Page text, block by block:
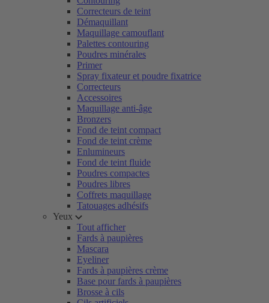
Correcteurs de teint
Démaquillant
Maquillage camouflant
Palettes contouring
Poudres minérales
Primer
Spray fixateur et poudre fixatrice
Correcteurs
Accessoires
Maquillage anti-âge
Bronzers
Fond de teint compact
Fond de teint crème
Enlumineurs
Fond de teint fluide
Poudres compactes
Poudres libres
Coffrets maquillage
Tatouages adhésifs
Yeux
Tout afficher
Fards à paupières
Mascara
Eyeliner
Fards à paupières crème
Base pour fards à paupières
Brosse à cils